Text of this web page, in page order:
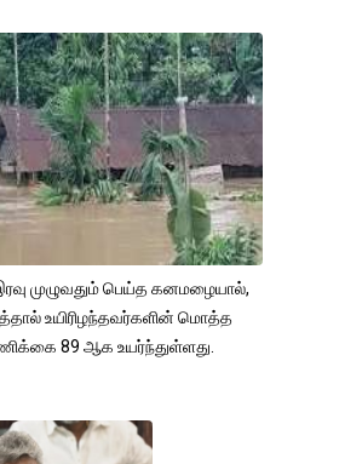
முழுவதும் பெய்த கனமழையால்,
உயிரிழந்தவர்களின் மொத்த
89 ஆக உயர்ந்துள்ளது.